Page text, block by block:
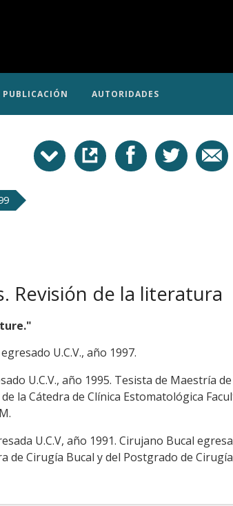
PUBLICACIÓN AUTORIDADES
Revisión de la literatura
U.C.V., año 1997.
U.C.V., año 1995. Tesista de Maestría
la Cátedra de Clínica Estomatológica
U.C.V, año 1991. Cirujano Bucal
de Cirugía Bucal y del Postgrado de